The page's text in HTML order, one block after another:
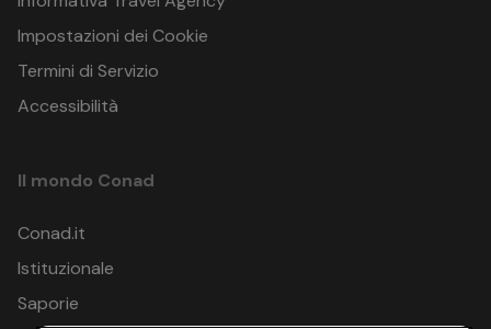
Impostazioni dei Cookie
Termini di Servizio
Accessibilità
Il mondo Conad
Conad.it
Istituzionale
Saporie